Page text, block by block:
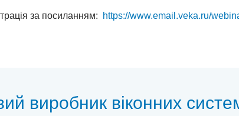
за посиланням: https://www.email.veka.ru/
виробник віконних